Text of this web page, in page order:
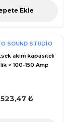
Ekle
SOUND STUDİO
akim kapasiteli
> 100-150 Amp
₺